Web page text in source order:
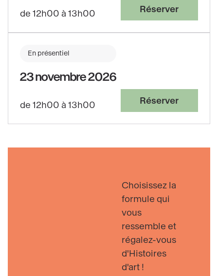
de 12h00 à 13h00
Réserver
En présentiel
23 novembre 2026
de 12h00 à 13h00
Réserver
Choisissez la
formule qui
vous
ressemble et
régalez-vous
d'Histoires
d'art !